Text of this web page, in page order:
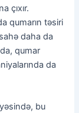
çıxır.
qumarın təsiri
daha da
qumar
da
bu